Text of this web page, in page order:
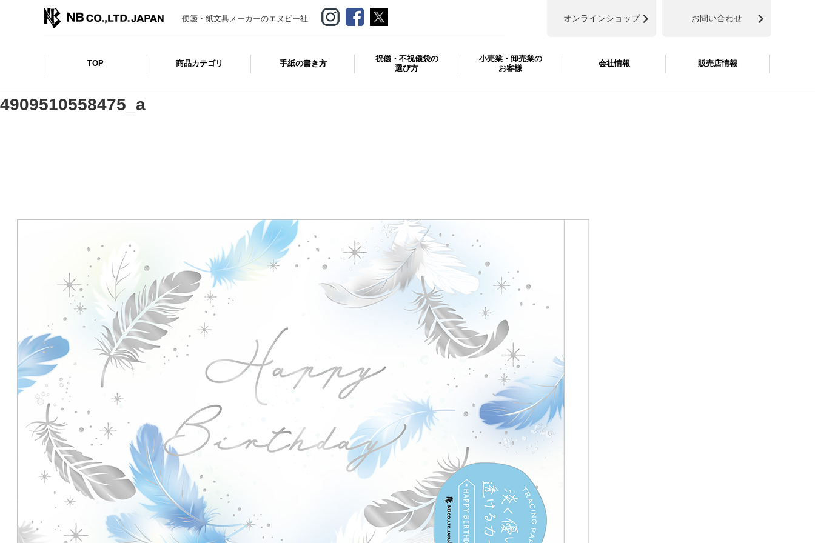
便箋・紙文具メーカーのエヌビー社 お問い合わせ
オンラインショップ
TOP 商品カテゴリ 手紙の書き方
祝儀・不祝儀袋の
選び方
小売業・卸売業の
お客様
会社情報 販売店情報
4909510558475_a